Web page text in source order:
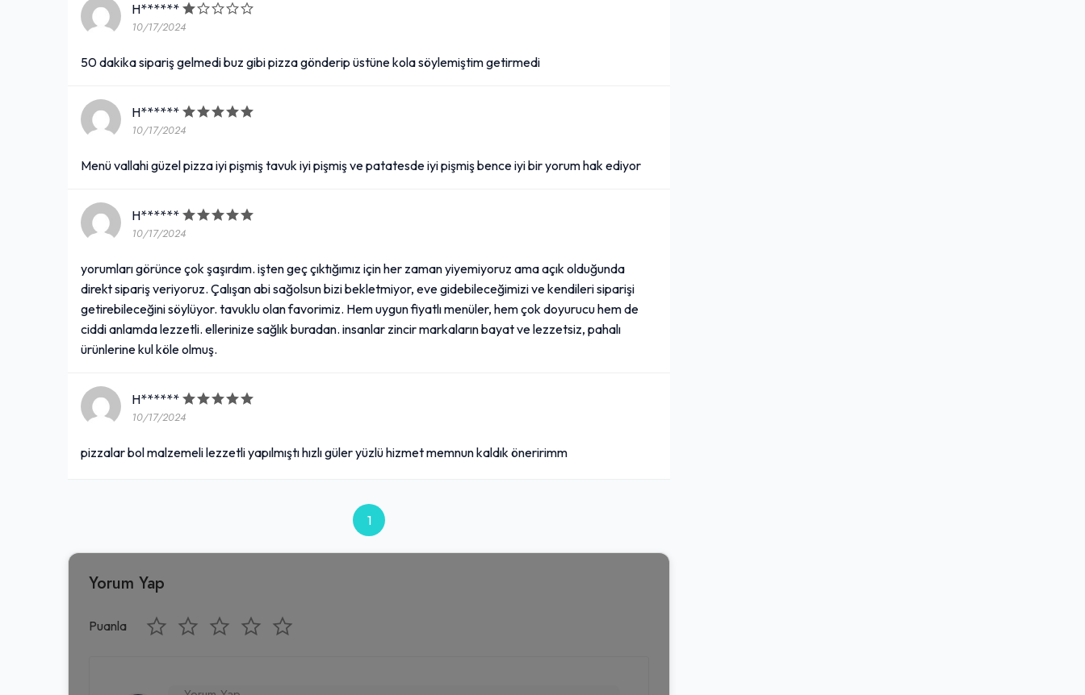
H******
10/17/2024
50 dakika sipariş gelmedi buz gibi pizza gönderip üstüne kola söylemiştim getirmedi
H******
10/17/2024
Menü vallahi güzel pizza iyi pişmiş tavuk iyi pişmiş ve patatesde iyi pişmiş bence iyi bir yorum hak ediyor
H******
10/17/2024
yorumları görünce çok şaşırdım. işten geç çıktığımız için her zaman yiyemiyoruz ama açık olduğunda
direkt sipariş veriyoruz. Çalışan abi sağolsun bizi bekletmiyor, eve gidebileceğimizi ve kendileri siparişi
getirebileceğini söylüyor. tavuklu olan favorimiz. Hem uygun fiyatlı menüler, hem çok doyurucu hem de
ciddi anlamda lezzetli. ellerinize sağlık buradan. insanlar zincir markaların bayat ve lezzetsiz, pahalı
ürünlerine kul köle olmuş.
H******
10/17/2024
pizzalar bol malzemeli lezzetli yapılmıştı hızlı güler yüzlü hizmet memnun kaldık öneririmm
1
Yorum Yap
Puanla